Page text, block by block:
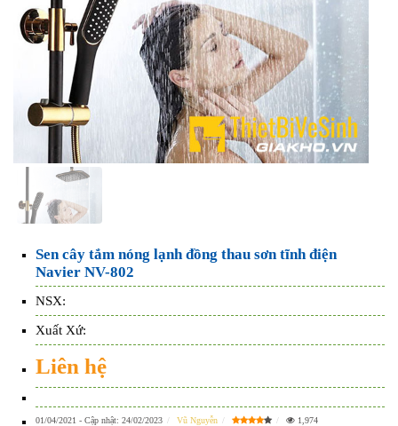
Sen cây tắm nóng lạnh đồng thau sơn tĩnh điện
Navier NV-802
NSX:
Xuất Xứ:
Liên hệ
01/04/2021 - Cập nhật: 24/02/2023 Vũ Nguyễn 1,974